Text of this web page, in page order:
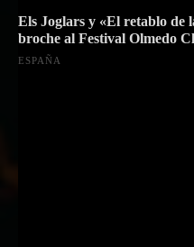
Els Joglars y «El retablo de
broche al Festival Olmedo
ESPAÑA